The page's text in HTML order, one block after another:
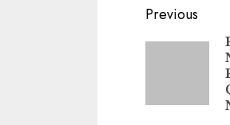
Continue
Previous